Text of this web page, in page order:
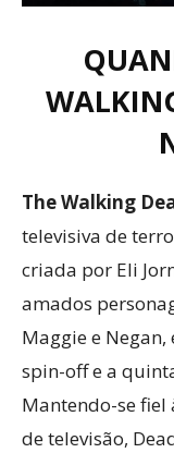
The Walking
televisiva de
criada por Eli
amados
Maggie e
spin-off e a
Mantendo-se fiel
de televisão,